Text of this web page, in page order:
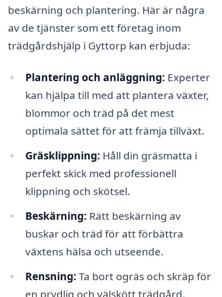
beskärning och plantering. Här är några
av de tjänster som ett företag inom
trädgårdshjälp i Gyttorp kan erbjuda:
Plantering och anläggning: Experter
kan hjälpa till med att plantera växter,
blommor och träd på det mest
optimala sättet för att främja tillväxt.
Gräsklippning: Håll din gräsmatta i
perfekt skick med professionell
klippning och skötsel.
Beskärning: Rätt beskärning av
buskar och träd för att förbättra
växtens hälsa och utseende.
Rensning: Ta bort ogräs och skräp för
en prydlig och välskött trädgård.